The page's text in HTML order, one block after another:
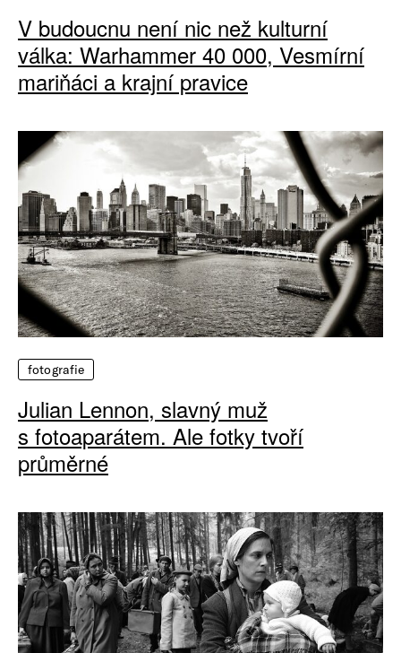
V budoucnu není nic než kulturní
válka: Warhammer 40 000, Vesmírní
mariňáci a krajní pravice
fotografie
Julian Lennon, slavný muž
s fotoaparátem. Ale fotky tvoří
průměrné